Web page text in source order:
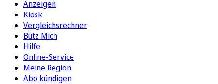
Anzeigen
Kiosk
Vergleichsrechner
Bütz Mich
Hilfe
Online-Service
Meine Region
Abo kündigen